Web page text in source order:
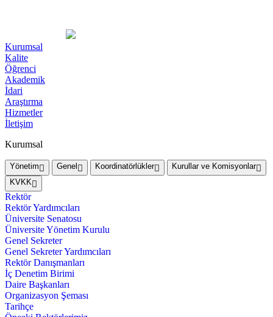
Kurumsal
Kalite
Öğrenci
Akademik
İdari
Araştırma
Hizmetler
İletişim
Kurumsal
Yönetim Genel Koordinatörlükler
Kurullar ve Komisyonlar
KVKK
Rektör
Rektör Yardımcıları
Üniversite Senatosu
Üniversite Yönetim Kurulu
Genel Sekreter
Genel Sekreter Yardımcıları
Rektör Danışmanları
İç Denetim Birimi
Daire Başkanları
Organizasyon Şeması
Tarihçe